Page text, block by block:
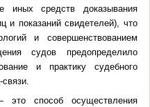
иных средств доказывания
и показаний свидетелей), что
и совершенствованием
судов предопределило
и практику судебного
это способ осуществления